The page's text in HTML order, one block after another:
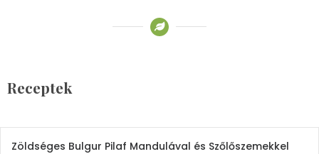
Receptek
2023.03.06.
Zöldséges Bulgur Pilaf Mandulával és Szőlőszemekkel